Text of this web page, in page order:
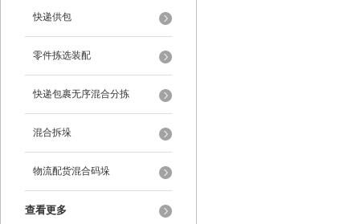
快递供包
零件拣选装配
快递包裹无序混合分拣
混合拆垛
物流配货混合码垛
查看更多